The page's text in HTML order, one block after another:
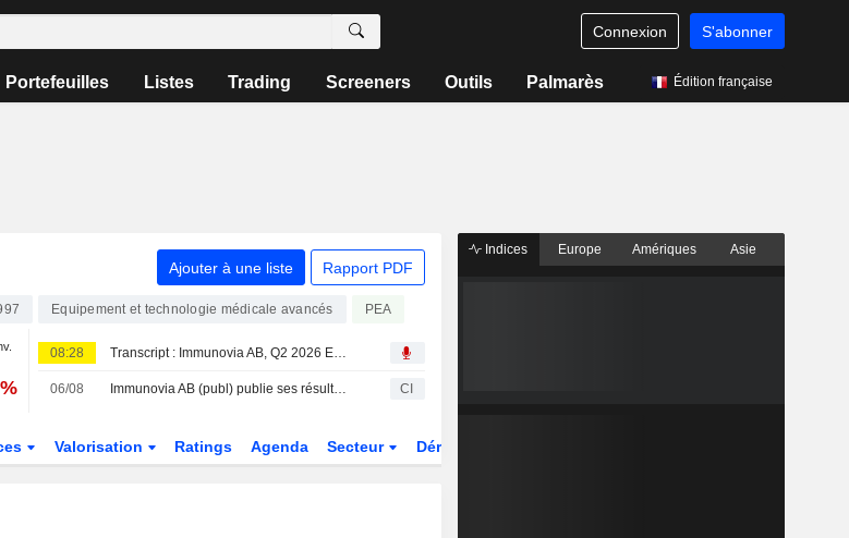
Connexion S'abonner
Portefeuilles Listes Trading Screeners Outils Palmarès Édition française
Ajouter à une liste Rapport PDF
Equipement et technologie médicale avancés PEA
08:28 Transcript : Immunovia AB, Q2 2026 Earnings Call, Aug 06, 2026
06/08 Immunovia AB (publ) publie ses résultats pour le deuxième trimestre et le premier semestre clos le 30 juin 2026 CI
Valorisation Ratings Agenda Secteur Dérivés
Indices Europe Amériques Asie